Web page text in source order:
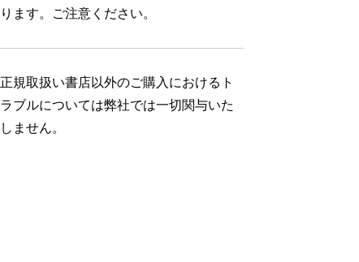
ります。ご注意ください。
正規取扱い書店以外のご購入におけるト
ラブルについては弊社では一切関与いた
しません。